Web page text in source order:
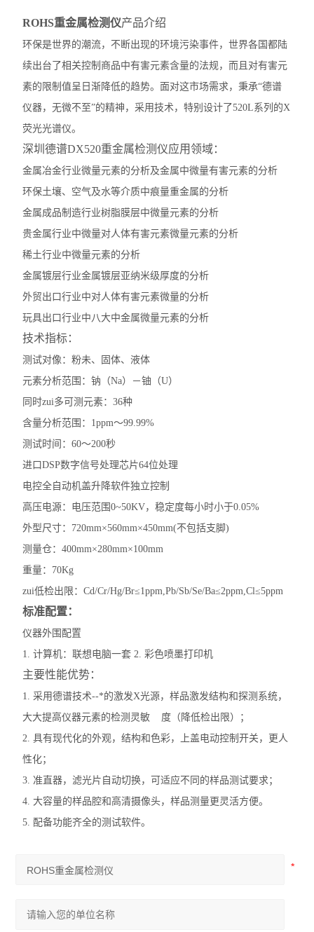
ROHS重金属检测仪产品介绍
环保是世界的潮流，不断出现的环境污染事件，世界各国都陆
续出台了相关控制商品中有害元素含量的法规，而且对有害元
素的限制值呈日渐降低的趋势。面对这市场需求，秉承“德谱
仪器，无微不至”的精神，采用技术，特别设计了520L系列的X
荧光光谱仪。
深圳德谱DX520重金属检测仪应用领域：
金属冶金行业微量元素的分析及金属中微量有害元素的分析
环保土壤、空气及水等介质中痕量重金属的分析
金属成品制造行业树脂膜层中微量元素的分析
贵金属行业中微量对人体有害元素微量元素的分析
稀土行业中微量元素的分析
金属镀层行业金属镀层亚纳米级厚度的分析
外贸出口行业中对人体有害元素微量的分析
玩具出口行业中八大中金属微量元素的分析
技术指标：
测试对像：粉未、固体、液体
元素分析范围：钠（Na）－铀（U）
同时zui多可测元素：36种
含量分析范围：1ppm～99.99%
测试时间：60～200秒
进口DSP数字信号处理芯片64位处理
电控全自动机盖升降软件独立控制
高压电源：电压范围0~50KV，稳定度每小时小于0.05%
外型尺寸：720mm×560mm×450mm(不包括支脚)
测量仓：400mm×280mm×100mm
重量：70Kg
zui低检出限：Cd/Cr/Hg/Br≤1ppm,Pb/Sb/Se/Ba≤2ppm,Cl≤5ppm
标准配置：
仪器外围配置
1. 计算机：联想电脑一套 2. 彩色喷墨打印机
主要性能优势：
1. 采用德谱技术--*的激发X光源，样品激发结构和探测系统，
大大提高仪器元素的检测灵敏 度（降低检出限）；
2. 具有现代化的外观，结构和色彩，上盖电动控制开关，更人
性化；
3. 准直器，滤光片自动切换，可适应不同的样品测试要求；
4. 大容量的样品腔和高清摄像头，样品测量更灵活方便。
5. 配备功能齐全的测试软件。